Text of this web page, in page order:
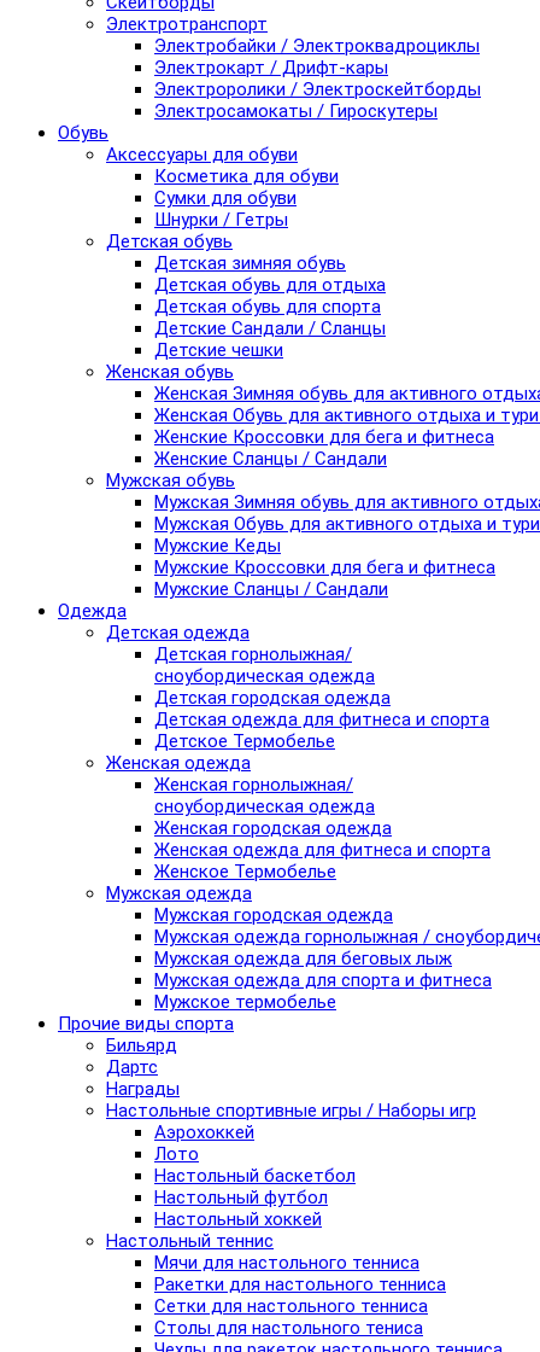
Электротранспорт
Электробайки / Электроквадроциклы
Электрокарт / Дрифт-кары
Электроролики / Электроскейтборды
Электросамокаты / Гироскутеры
Обувь
Аксессуары для обуви
Косметика для обуви
Сумки для обуви
Шнурки / Гетры
Детская обувь
Детская зимняя обувь
Детская обувь для отдыха
Детская обувь для спорта
Детские Сандали / Сланцы
Детские чешки
Женская обувь
Женская Зимняя обувь для активного
Женская Обувь для активного отдыха и
Женские Кроссовки для бега и фитнеса
Женские Сланцы / Сандали
Мужская обувь
Мужская Зимняя обувь для активного
Мужская Обувь для активного отдыха и
Мужские Кеды
Мужские Кроссовки для бега и фитнеса
Мужские Сланцы / Сандали
Одежда
Детская одежда
Детская горнолыжная/
сноубордическая одежда
Детская городская одежда
Детская одежда для фитнеса и спорта
Детское Термобелье
Женская одежда
Женская горнолыжная/
сноубордическая одежда
Женская городская одежда
Женская одежда для фитнеса и спорта
Женское Термобелье
Мужская одежда
Мужская городская одежда
Мужская одежда горнолыжная /
Мужская одежда для беговых лыж
Мужская одежда для спорта и фитнеса
Мужское термобелье
Прочие виды спорта
Бильярд
Дартс
Награды
Настольные спортивные игры / Наборы игр
Аэрохоккей
Лото
Настольный баскетбол
Настольный футбол
Настольный хоккей
Настольный теннис
Мячи для настольного тенниса
Ракетки для настольного тенниса
Сетки для настольного тенниса
Столы для настольного тениса